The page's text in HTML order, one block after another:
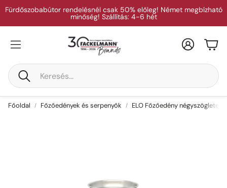
Fürdőszobabútor rendelésnél csak 50% előleg! Német megbízható
minőség! Szállítás: 4-6 hét
Keresés
Fiók
Főoldal Főzőedények és serpenyők ELO Főzőedény négyszögletes